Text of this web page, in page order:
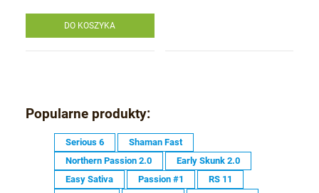
DO KOSZYKA
Popularne produkty:
Serious 6
Shaman Fast
Northern Passion 2.0
Early Skunk 2.0
Easy Sativa
Passion #1
RS 11